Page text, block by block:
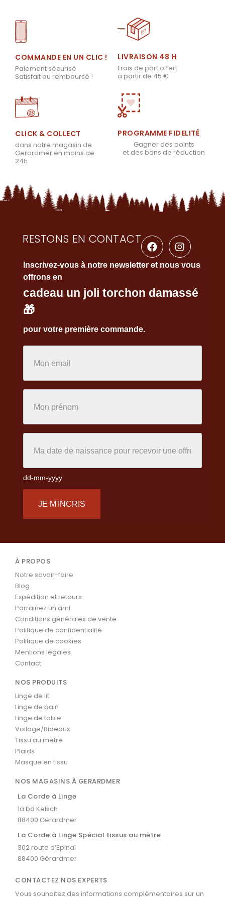
COMMANDE EN UN CLIC !
Paiement sécurisé
Satisfait ou remboursé !
LIVRAISON 48 H
Frais de port offert
à partir de 45 €
CLICK & COLLECT
dans notre magasin de
Gerardmer en moins de
24h
PROGRAMME FIDELITÉ
Gagner des points
et des bons de réduction
RESTONS EN CONTACT
Inscrivez-vous à notre newsletter et nous vous
offrons en
cadeau un joli torchon damassé
🎁
pour votre première commande.
dd-mm-yyyy
JE M'INCRIS
À PROPOS
Notre savoir-faire
Blog
Expédition et retours
Parrainez un ami
Conditions générales de vente
Politique de confidentialité
Politique de cookies
Mentions légales
Contact
NOS PRODUITS
Linge de lit
Linge de bain
Linge de table
Voilage/Rideaux
Tissu au mètre
Plaids
Masque en tissu
NOS MAGASINS À GERARDMER
La Corde à Linge
1a bd Kelsch
88400 Gérardmer
La Corde à Linge Spécial tissus au mètre
302 route d’Epinal
88400 Gérardmer
CONTACTEZ NOS EXPERTS
Vous souhaitez des informations complémentaires sur un